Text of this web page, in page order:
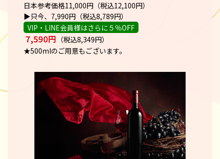
日本参考価格11,000円（税込12,100円）
▶只今、7,990円（税込8,789円）
VIP・LINE会員様はさらに５％OFF
7,590円 （税込8,349円）
★500mlのご用意もございます。